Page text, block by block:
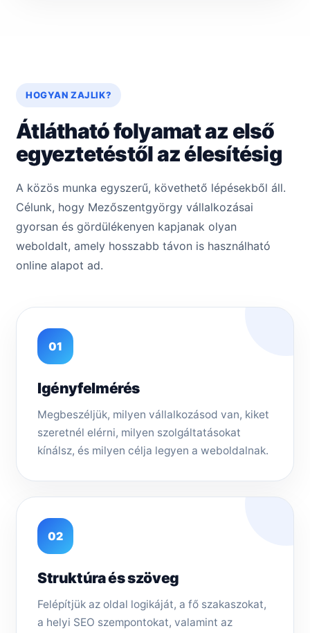
HOGYAN ZAJLIK?
Átlátható folyamat az első
egyeztetéstől az élesítésig
A közös munka egyszerű, követhető lépésekből áll.
Célunk, hogy Mezőszentgyörgy vállalkozásai
gyorsan és gördülékenyen kapjanak olyan
weboldalt, amely hosszabb távon is használható
online alapot ad.
01
Igényfelmérés
Megbeszéljük, milyen vállalkozásod van, kiket
szeretnél elérni, milyen szolgáltatásokat
kínálsz, és milyen célja legyen a weboldalnak.
02
Struktúra és szöveg
Felépítjük az oldal logikáját, a fő szakaszokat,
a helyi SEO szempontokat, valamint az